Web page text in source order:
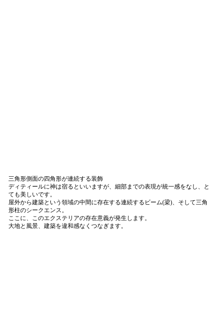
三角形側面の四角形が連続する装飾
ディティールに神は宿るといいますが、細部までの表現が統一感をなし、と
ても美しいです。
屋外から建築という領域の中間に存在する連続するビーム(梁)、そして三角
形柱のシークエンス。
ここに、このエクステリアの存在意義が発生します。
大地と風景、建築を違和感なくつなぎます。